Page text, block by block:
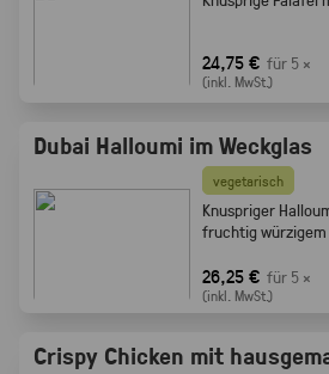
24,75 € für 5 ×
(inkl. MwSt.)
Dubai Halloumi im Weckglas
vegetarisch
Knuspriger
fruchtig würzigem
26,25 € für 5 ×
(inkl. MwSt.)